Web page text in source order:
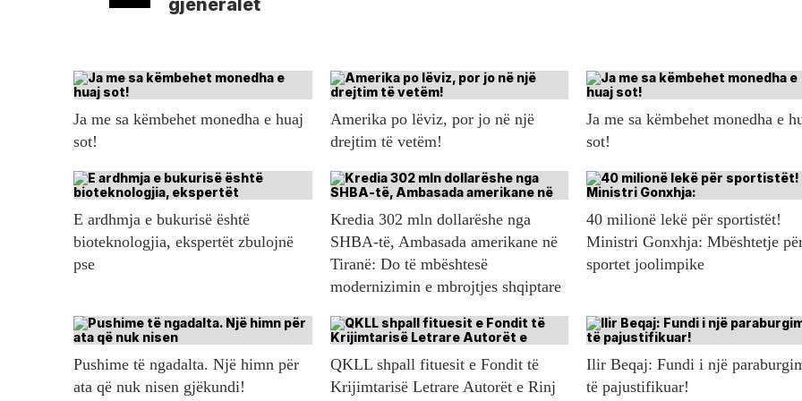
gjeneralët
Ja me sa këmbehet monedha e huaj
sot!
Amerika po lëviz, por jo në një
drejtim të vetëm!
Ja me sa këmbehet monedha e
sot!
E ardhmja e bukurisë është
bioteknologjia, ekspertët zbulojnë
pse
Kredia 302 mln dollarëshe nga
SHBA-të, Ambasada amerikane në
Tiranë: Do të mbështesë
modernizimin e mbrojtjes shqiptare
40 milionë lekë për sportistët!
Ministri Gonxhja: Mbështetje
sportet joolimpike
Pushime të ngadalta. Një himn për
ata që nuk nisen gjëkundi!
QKLL shpall fituesit e Fondit të
Krijimtarisë Letrare Autorët e Rinj
Ilir Beqaj: Fundi i një
të pajustifikuar!